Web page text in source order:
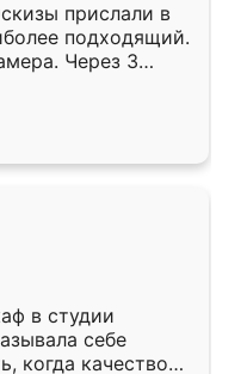
прислали в
подходящий.
Через 3
Остались
Ренессанс
в студии
себе
когда качеством